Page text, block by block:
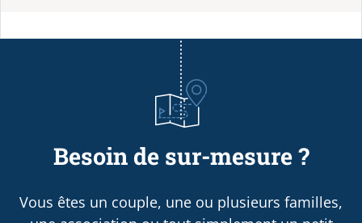
Besoin de sur-mesure ?
Vous êtes un couple, une ou plusieurs familles,